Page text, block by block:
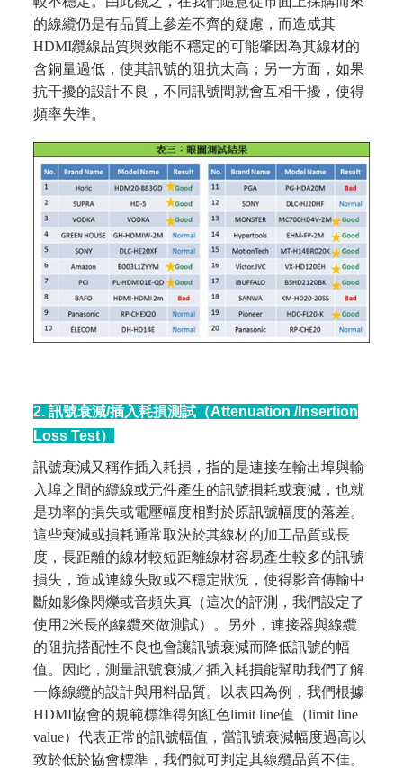
的線纜仍是有品質上參差不齊的疑慮，而造成其
HDMI纜線品質與效能不穩定的可能肇因為其線材的
含銅量過低，使其訊號的阻抗太高；另一方面，如果
抗干擾的設計不良，不同訊號間就會互相干擾，使得
頻率失準。
2. 訊號衰減/插入耗損測試（Attenuation /Insertion
Loss Test）
訊號衰減又稱作插入耗損，指的是連接在輸出埠與輸
入埠之間的纜線或元件產生的訊號損耗或衰減，也就
是功率的損失或電壓幅度相對於原訊號幅度的落差。
這些衰減或損耗通常取決於其線材的加工品質或長
度，長距離的線材較短距離線材容易產生較多的訊號
損失，造成連線失敗或不穩定狀況，使得影音傳輸中
斷如影像閃爍或音頻失真（這次的評測，我們設定了
使用2米長的線纜來做測試）。另外，連接器與線纜
的阻抗搭配性不良也會讓訊號衰減而降低訊號的幅
值。因此，測量訊號衰減／插入耗損能幫助我們了解
一條線纜的設計與用料品質。以表四為例，我們根據
HDMI協會的規範標準得知紅色limit line值（limit line
value）代表正常的訊號幅值，當訊號衰減幅度過高以
致於低於協會標準，我們就可判定其線纜品質不佳。